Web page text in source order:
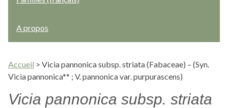
A propos
Accueil > Vicia pannonica subsp. striata (Fabaceae) – (Syn.
Vicia pannonica** ; V. pannonica var. purpurascens)
Vicia pannonica subsp. striata